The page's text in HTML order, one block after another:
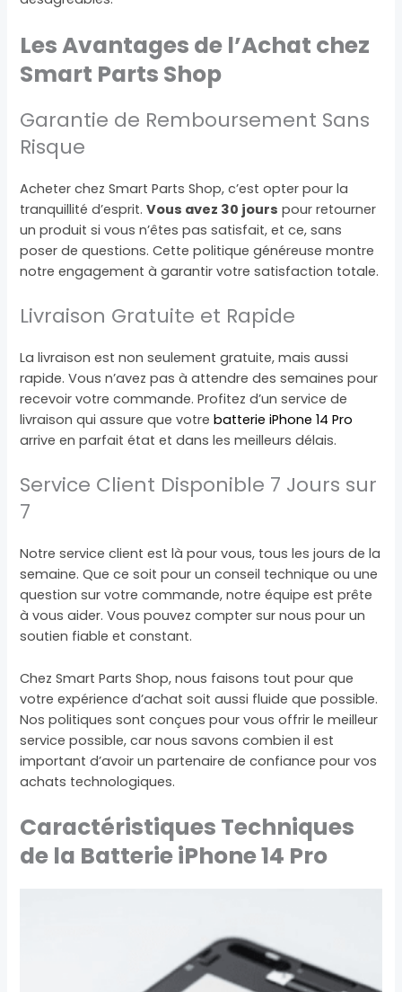
Les Avantages de l’Achat chez
Smart Parts Shop
Garantie de Remboursement Sans
Risque
Acheter chez Smart Parts Shop, c’est opter pour la
tranquillité d’esprit.Vous avez 30 jours pour retourner
un produit si vous n’êtes pas satisfait, et ce, sans
poser de questions. Cette politique généreuse montre
notre engagement à garantir votre satisfaction totale.
Livraison Gratuite et Rapide
La livraison est non seulement gratuite, mais aussi
rapide. Vous n’avez pas à attendre des semaines pour
recevoir votre commande. Profitez d’un service de
livraison qui assure que votrebatterie iPhone 14 Pro
arrive en parfait état et dans les meilleurs délais.
Service Client Disponible 7 Jours sur
7
Notre service client est là pour vous, tous les jours de la
semaine. Que ce soit pour un conseil technique ou une
question sur votre commande, notre équipe est prête
à vous aider. Vous pouvez compter sur nous pour un
soutien fiable et constant.
Chez Smart Parts Shop, nous faisons tout pour que
votre expérience d’achat soit aussi fluide que possible.
Nos politiques sont conçues pour vous offrir le meilleur
service possible, car nous savons combien il est
important d’avoir un partenaire de confiance pour vos
achats technologiques.
Caractéristiques Techniques
de la Batterie iPhone 14 Pro